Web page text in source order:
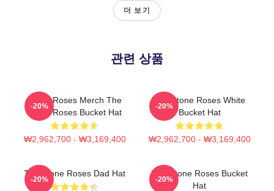
더 보기
관련 상품
Stone Roses Merch The
Stone Roses Bucket Hat
₩2,962,700 - ₩3,169,400
-20%
The Stone Roses White
Bucket Hat
₩2,962,700 - ₩3,169,400
-20%
The Stone Roses Dad Hat
-20%
The Stone Roses Bucket
Hat
-20%